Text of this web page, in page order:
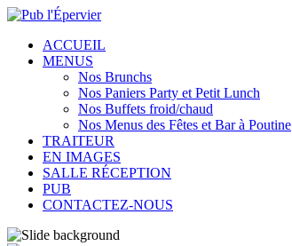
ACCUEIL
MENUS
Nos Brunchs
Nos Paniers Party et Petit Lunch
Nos Buffets froid/chaud
Nos Menus des Fêtes et Bar à Poutine
TRAITEUR
EN IMAGES
SALLE RÉCEPTION
PUB
CONTACTEZ-NOUS